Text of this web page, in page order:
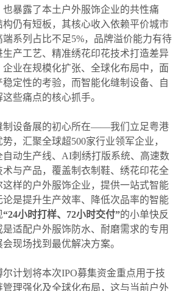
暴露了本土户外服饰企业的共性痛
仍有短板，其核心收入依赖平价城市
系列占比不足5%，品牌溢价能力有待
产工艺、精准绣花印花技术打造差异
业在规模化扩张、全球化布局中，面
稳定性的考验，而智能化缝制设备、自
些痛点的核心抓手。
制设备展的初心所在——我们立足粤港
，汇聚全球超500家行业领军企业，
动生产线、AI刺绣打版系统、高速数
与产品，覆盖制衣制鞋、绣花印花全
样的户外服饰企业，提供一站式智能
是提升生产效率、降低次品率的智能
“24小时打样、72小时交付”的小单快反
适配户外服饰防水、耐磨需求的专用
现场找到最优解决方案。
计划将本次IPO募集资金重点用于技
理强化及全球化布局，这与当前户外